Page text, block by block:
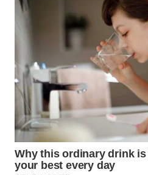
BOROBUDUR
MADURA
WN
SURABAYA
WN
NATUNA